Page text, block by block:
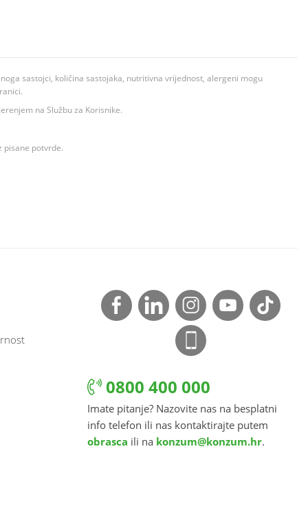
sastojci, količina sastojaka, nutritivna vrijednost, alergeni mogu
na Službu za Korisnike.
pisane potvrde.
0800 400 000
Imate pitanje? Nazovite nas na besplatni
info telefon ili nas kontaktirajte putem
obrasca ili na konzum@konzum.hr.